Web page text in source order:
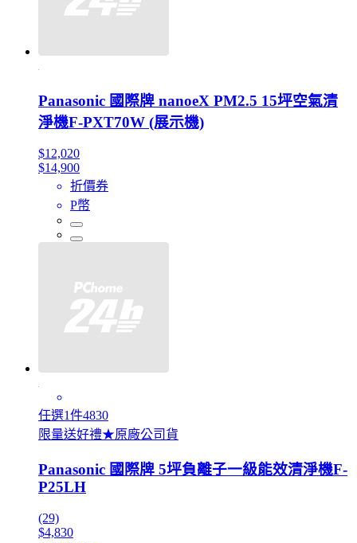
Panasonic 國際牌 nanoeX PM2.5 15坪空氣清
淨機F-PXT70W (展示機)
$12,020
$14,900
折價券
P幣
任選1件4830
限量送好禮★原廠公司貨
Panasonic 國際牌 5坪負離子一級能效清淨機F-
P25LH
(29)
$4,830